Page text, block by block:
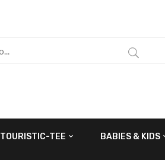
TOURISTIC-TEE BABIES & KIDS